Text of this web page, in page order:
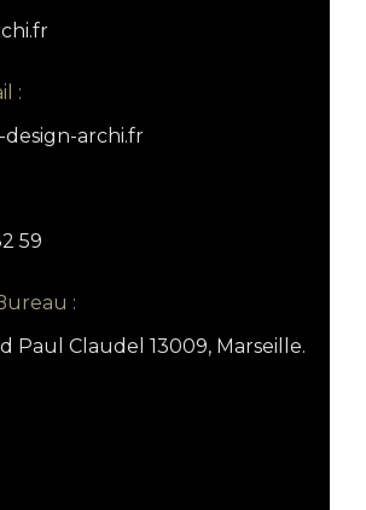
:
archi.fr
59
:
Paul Claudel 13009, Marseille.